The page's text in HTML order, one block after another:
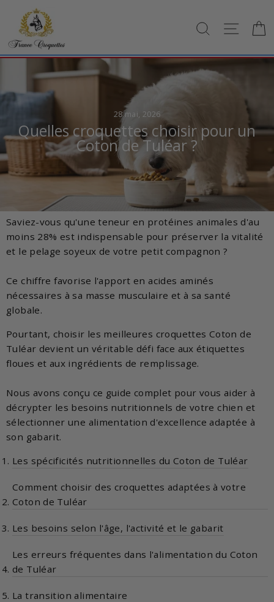
contenu
28 mai, 2026
Quelles croquettes choisir pour un
Coton de Tuléar ?
Saviez-vous qu'une teneur en protéines animales d'au
moins 28% est indispensable pour préserver la vitalité
et le pelage soyeux de votre petit compagnon ?
Ce chiffre favorise l'apport en acides aminés
nécessaires à sa masse musculaire et à sa santé
globale.
Pourtant, choisir les meilleures croquettes Coton de
Tuléar devient un véritable défi face aux étiquettes
floues et aux ingrédients de remplissage.
Nous avons conçu ce guide complet pour vous aider à
décrypter les besoins nutritionnels de votre chien et
sélectionner une alimentation d'excellence adaptée à
son gabarit.
Les spécificités nutritionnelles du Coton de Tuléar
Comment choisir des croquettes adaptées à votre
Coton de Tuléar
Les besoins selon l'âge, l'activité et le gabarit
Les erreurs fréquentes dans l'alimentation du Coton
de Tuléar
La transition alimentaire